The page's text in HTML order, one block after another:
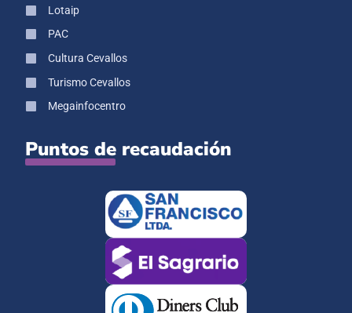
Lotaip
PAC
Cultura Cevallos
Turismo Cevallos
Megainfocentro
Puntos de recaudación